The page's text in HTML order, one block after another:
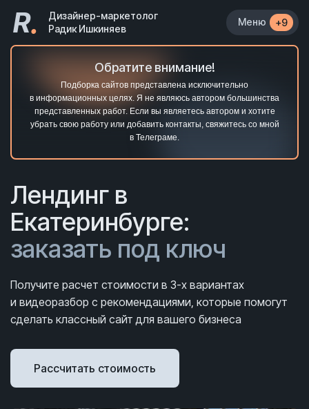
R.
Дизайнер-маркетолог
Радик Ишкиняев
Меню +9
Обратите внимание!
Подборка сайтов представлена исключительно
в информационных целях. Я не являюсь автором большинства
представленных работ. Если вы являетесь автором и хотите
убрать свою работу или добавить контакты, свяжитесь со мной
в Телеграме.
Лендинг в
Екатеринбурге:
заказать под ключ
Получите расчет стоимости в 3-х вариантах
и видеоразбор с рекомендациями, которые помогут
сделать классный сайт для вашего бизнеса
Рассчитать стоимость